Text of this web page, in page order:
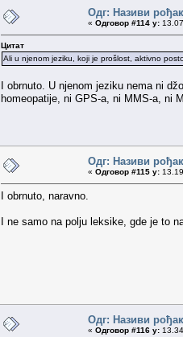
Одг: Називи
« Одговор #114 у:
Цитат
Ali u njenom jeziku, koji je prošlost, aktivno
I obrnuto. U njenom jeziku nema ni
homeopatije, ni GPS-a, ni MMS-a, ni
Одг: Називи
« Одговор #115 у:
I obrnuto, naravno.
I ne samo na polju leksike, gde je to
Одг: Називи
« Одговор #116 у: